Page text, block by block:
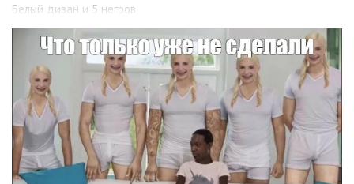
Белый диван и 5 негров